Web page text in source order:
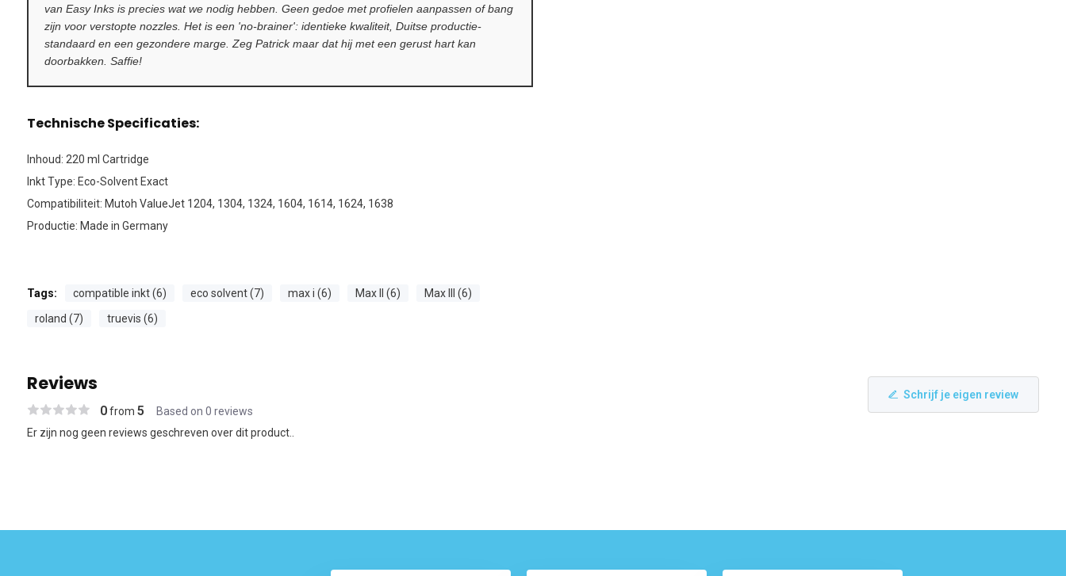
van Easy Inks is precies wat we nodig hebben. Geen gedoe met profielen aanpassen of bang
zijn voor verstopte nozzles. Het is een 'no-brainer': identieke kwaliteit, Duitse productie-
standaard en een gezondere marge. Zeg Patrick maar dat hij met een gerust hart kan
doorbakken. Saffie!
Technische Specificaties:
Inhoud: 220 ml Cartridge
Inkt Type: Eco-Solvent Exact
Compatibiliteit: Mutoh ValueJet 1204, 1304, 1324, 1604, 1614, 1624, 1638
Productie: Made in Germany
Tags: compatible inkt (6) eco solvent (7) max i (6) Max II (6)
Max III (6)
roland (7)
truevis (6)
Reviews
0from 5 Based on 0 reviews
Schrijf je eigen review
Er zijn nog geen reviews geschreven over dit product..